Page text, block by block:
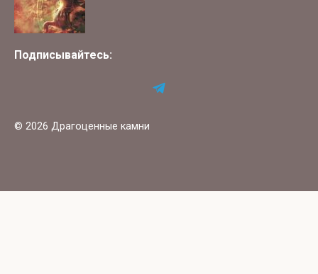
Подписывайтесь:
© 2026 Драгоценные камни